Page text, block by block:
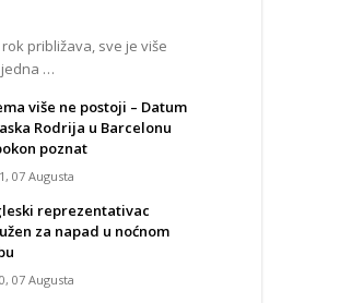
približava, sve je više
…
više ne postoji – Datum
Rodrija u Barcelonu
poznat
07 Augusta
reprezentativac
za napad u noćnom
07 Augusta